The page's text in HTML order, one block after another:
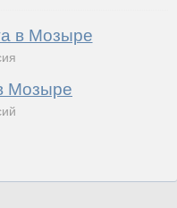
в Мозыре
Мозыре